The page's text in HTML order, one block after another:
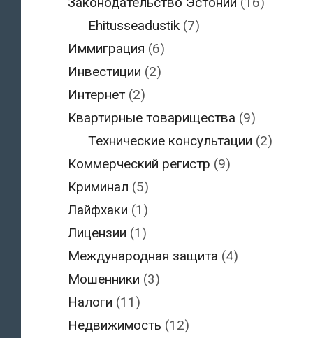
Ehitusseadustik(7)
Иммиграция (6)
Инвестиции (2)
Интернет (2)
Квартирные товарищества (9)
Технические консультации (2)
Коммерческий регистр (9)
Криминал (5)
Лайфхаки (1)
Лицензии (1)
Международная защита (4)
Мошенники (3)
Налоги (11)
Недвижимость (12)